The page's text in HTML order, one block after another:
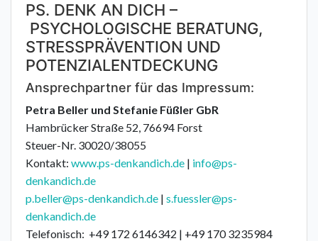
PS. DENK AN DICH –
PSYCHOLOGISCHE BERATUNG,
STRESSPRÄVENTION UND
POTENZIALENTDECKUNG
Ansprechpartner für das Impressum:
Petra Beller und Stefanie Füßler GbR
Hambrücker Straße 52, 76694 Forst
Steuer-Nr. 30020/38055
Kontakt: www.ps-denkandich.de | info@ps-
denkandich.de
p.beller@ps-denkandich.de | s.fuessler@ps-
denkandich.de
Telefonisch: +49 172 6146342 | +49 170 3235984